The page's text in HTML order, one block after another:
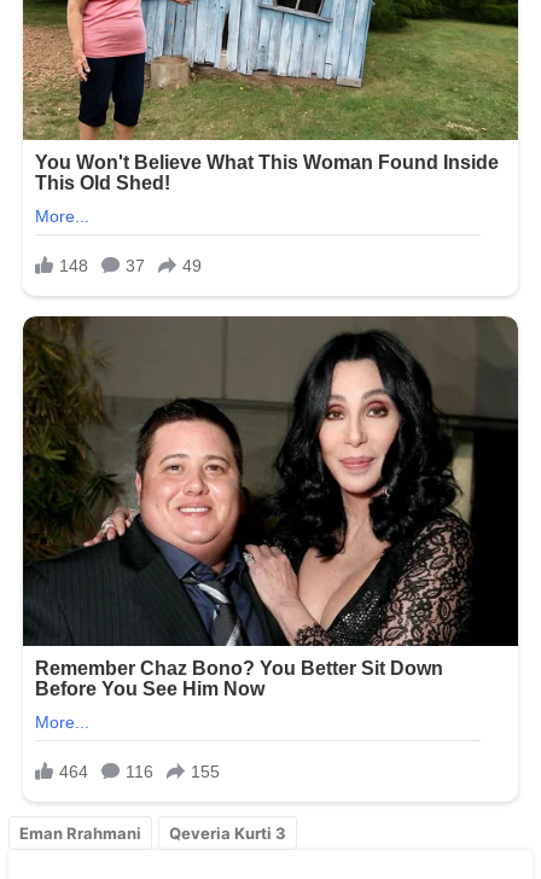
Eman Rrahmani Qeveria Kurti 3